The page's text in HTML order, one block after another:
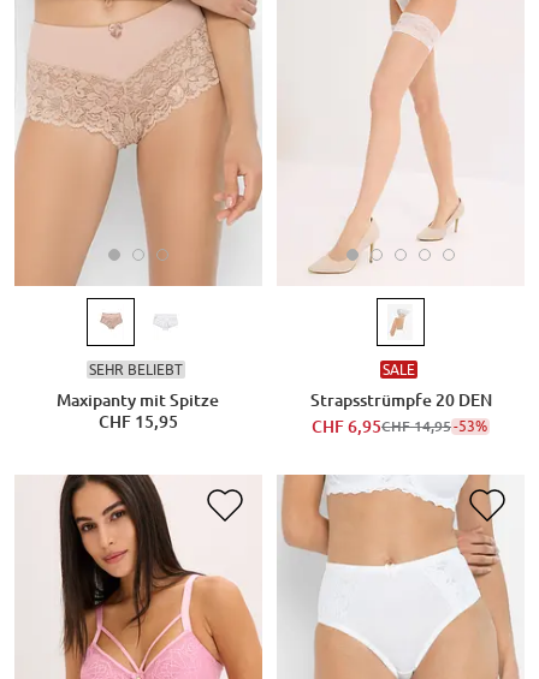
SEHR BELIEBT
Maxipanty mit Spitze
CHF 15,95
SALE
Strapsstrümpfe 20 DEN
CHF 6,95CHF 14,95-53%